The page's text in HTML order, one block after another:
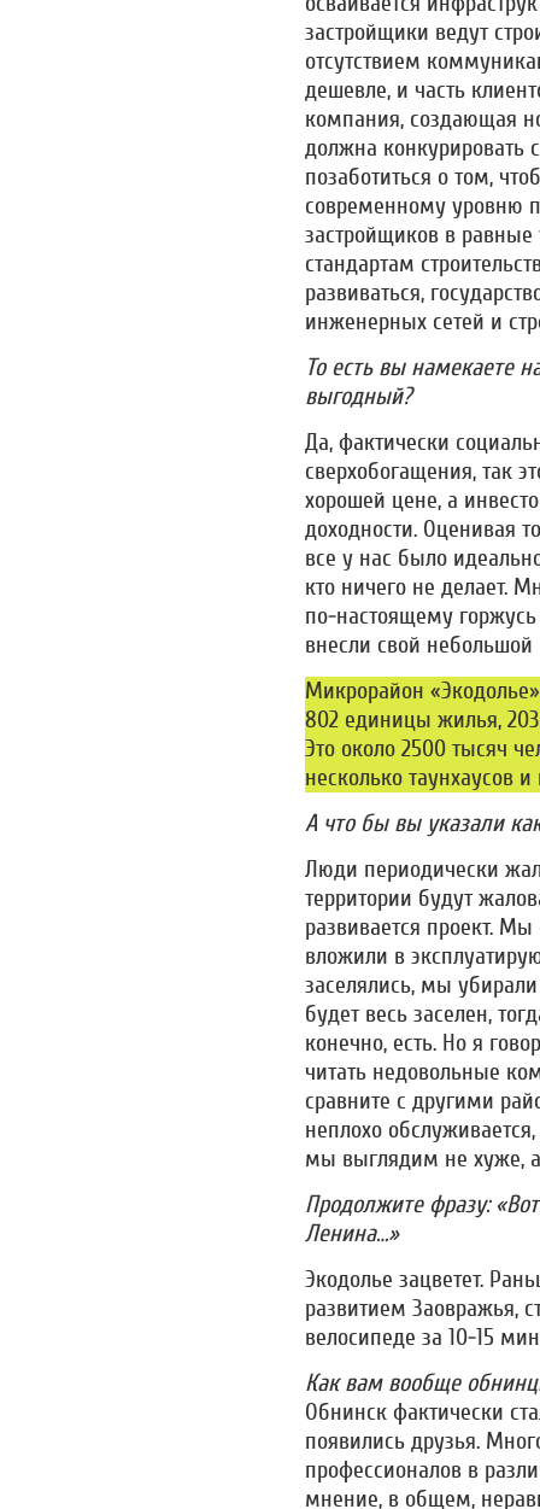
застройщики ведут
отсутствием
дешевле, и часть
компания, создающая
должна конкурировать
позаботиться о том,
современному уровню
застройщиков в
стандартам
развиваться,
инженерных сетей и
То есть вы намекаете
выгодный?
Да, фактически
сверхобогащения, так
хорошей цене, а
доходности. Оценивая
все у нас было
кто ничего не делает.
по-настоящему
внесли свой небольшой
Микрорайон «Экодолье»
802 единицы жилья, 203
Это около 2500 тысяч
несколько таунхаусов
А что бы вы указали
Люди периодически
территории будут
развивается проект.
вложили в
заселялись, мы
будет весь заселен,
конечно, есть. Но я
читать недовольные
сравните с другими
неплохо
мы выглядим не хуже,
Продолжите фразу:
Ленина…»
Экодолье зацветет.
развитием Заовражья,
велосипеде за 10-15
Как вам вообще
Обнинск фактически
появились друзья.
профессионалов в
мнение, в общем,